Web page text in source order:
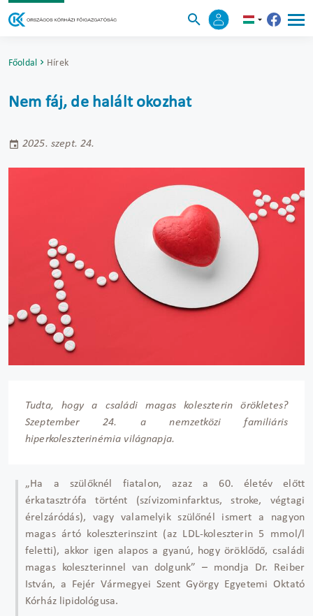
Főoldal Hírek
Nem fáj, de halált okozhat
2025. szept. 24.
Tudta, hogy a családi magas koleszterin örökletes?
Szeptember 24. a nemzetközi familiáris
hiperkoleszterinémia világnapja.
„Ha a szülőknél fiatalon, azaz a 60. életév előtt
érkatasztrófa történt (szívizominfarktus, stroke, végtagi
érelzáródás), vagy valamelyik szülőnél ismert a nagyon
magas ártó koleszterinszint (az LDL-koleszterin 5 mmol/l
feletti), akkor igen alapos a gyanú, hogy öröklődő, családi
magas koleszterinnel van dolgunk” – mondja Dr. Reiber
István, a Fejér Vármegyei Szent György Egyetemi Oktató
Kórház lipidológusa.